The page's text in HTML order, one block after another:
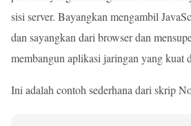
sisi server. Bayangkan mengambil
dan sayangkan dari browser dan
membangun aplikasi jaringan yang kuat
Ini adalah contoh sederhana dari skrip